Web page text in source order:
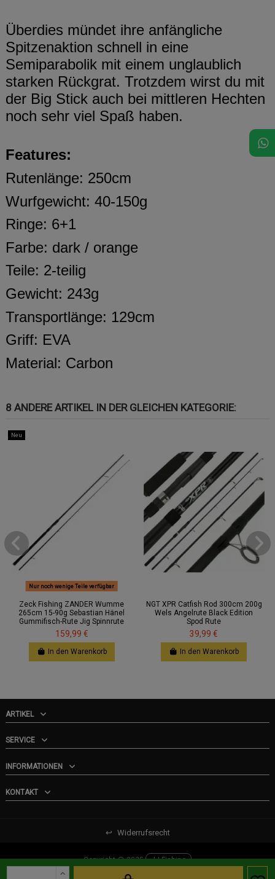
Überdies mündet ihre anfängliche
Spitzenaktion schnell in eine
Semiparabolik mit einem unglaublich
starken Rückgrat. Trotzdem wirst du mit
der Big Stick auch bei mittleren Hechten
noch sehr viel Spaß haben.
Features:
Rutenlänge: 250cm
Wurfgewicht: 40-150g
Ringe: 6+1
Farbe: dark / orange
Teile: 2-teilig
Gewicht: 243g
Transportlänge: 129cm
Griff: EVA
Material: Carbon
8 ANDERE ARTIKEL IN DER GLEICHEN KATEGORIE:
Neu
Nur noch wenige Teile verfügbar
Zeck Fishing ZANDER Wumme
265cm 15-90g Sebastian Hänel
Gummifisch-Rute Jig Spinnrute
159,99 €
In den Warenkorb
NGT XPR Catfish Rod 300cm 200g
Wels Angelrute Black Edition
Spod Rute
39,99 €
In den Warenkorb
ARTIKEL
SERVICE
INFORMATIONEN
KONTAKT
↩ Widerrufsrecht
Copyright @ 2025 JJ-Fishing